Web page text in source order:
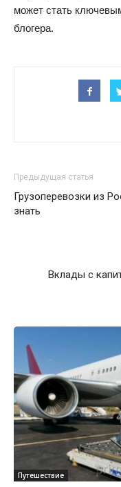
может стать
блогера.
Предыдущая статья
Грузоперевозки из
знать
Вклады с
Путешествие